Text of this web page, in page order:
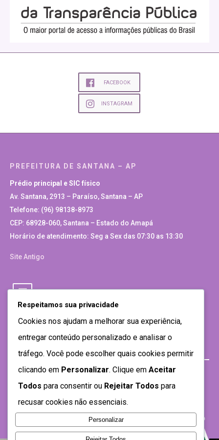
FACEBOOK
INSTAGRAM
PREFEITURA DE SANTANA – AP
Prédio principal e SIC físico
Av. Santana, 2913 – Paraíso, Santana – AP
Telefone: (96) 98138-8973
CEP: 68928-060, Santana – Estado do Amapá
Horário de atendimento: Seg a Sex das 07:30 as 13:30
Site Antigo
Respeitamos sua privacidade
Cookies nos ajudam a melhorar sua experiência,
entregar conteúdo personalizado e analisar o
tráfego. Você pode escolher quais cookies permitir
clicando em Personalizar. Clique em Aceitar
Todos para consentir ou Rejeitar Todos para
recusar cookies não essenciais.
Personalizar